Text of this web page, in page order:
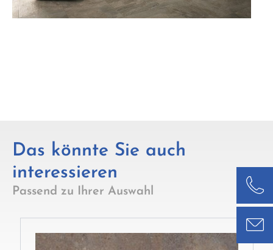
Das könnte Sie auch
interessieren